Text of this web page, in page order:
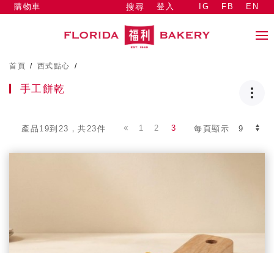
搜尋 登入
購物車 IG FB EN
首頁 / 西式點心 /
手工餅乾
產品19到23，共23件 每頁顯示
1 2 3